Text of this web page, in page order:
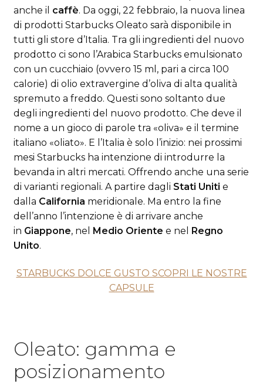
anche il caffè. Da oggi, 22 febbraio, la nuova linea
di prodotti Starbucks Oleato sarà disponibile in
tutti gli store d’Italia. Tra gli ingredienti del nuovo
prodotto ci sono l’Arabica Starbucks emulsionato
con un cucchiaio (ovvero 15 ml, pari a circa 100
calorie) di olio extravergine d’oliva di alta qualità
spremuto a freddo. Questi sono soltanto due
degli ingredienti del nuovo prodotto. Che deve il
nome a un gioco di parole tra «oliva» e il termine
italiano «oliato». E l’Italia è solo l’inizio: nei prossimi
mesi Starbucks ha intenzione di introdurre la
bevanda in altri mercati. Offrendo anche una serie
di varianti regionali. A partire dagli Stati Uniti e
dalla California meridionale. Ma entro la fine
dell’anno l’intenzione è di arrivare anche
in Giappone, nel Medio Oriente e nel Regno
Unito.
STARBUCKS DOLCE GUSTO SCOPRI LE NOSTRE
CAPSULE
Oleato: gamma e
posizionamento